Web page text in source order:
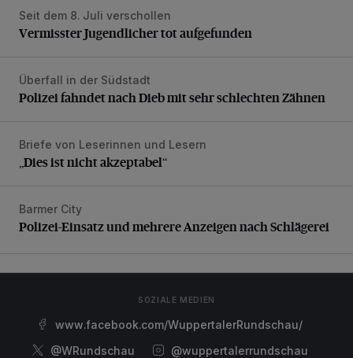
Vermisster Jugendlicher tot aufgefunden
Seit dem 8. Juli verschollen
Vermisster Jugendlicher tot aufgefunden
Polizei fahndet nach Dieb mit sehr schlechten Zähnen
Überfall in der Südstadt
Polizei fahndet nach Dieb mit sehr schlechten Zähnen
„Dies ist nicht akzeptabel“
Briefe von Leserinnen und Lesern
„Dies ist nicht akzeptabel“
Polizei-Einsatz und mehrere Anzeigen nach Schlägerei
Barmer City
Polizei-Einsatz und mehrere Anzeigen nach Schlägerei
SOZIALE MEDIEN
www.facebook.com/WuppertalerRundschau/
@WRundschau
@wuppertalerrundschau